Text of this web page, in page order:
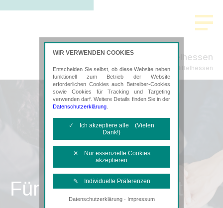
ADVISA Mittelhessen
Steuerberatung in Mittelhessen
Für Sie spezialisiert
WIR VERWENDEN COOKIES
Entscheiden Sie selbst, ob diese Website neben
funktionell zum Betrieb der Website
erforderlichen Cookies auch Betreiber-Cookies
sowie Cookies für Tracking und Targeting
verwenden darf. Weitere Details finden Sie in der
Datenschutzerklärung
✓ Ich akzeptiere alle (Vielen
Dank!)
✕ Nur essenzielle Cookies
akzeptieren
✎ Individuelle Präferenzen
Notwendige Cookies
Datenschutzerklärung· Impressum